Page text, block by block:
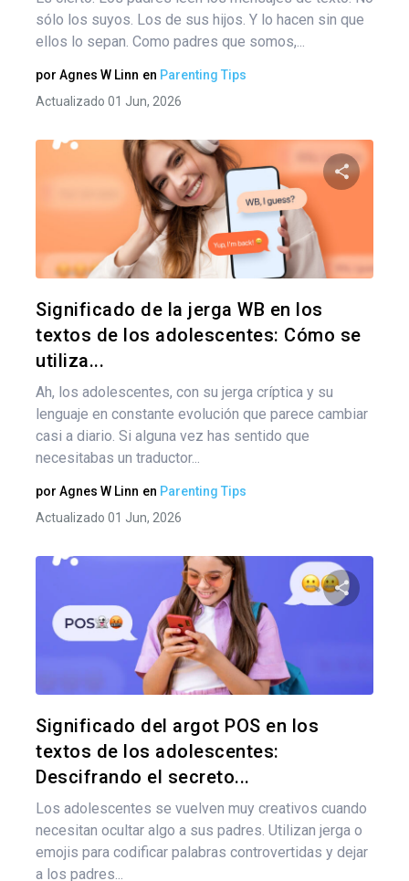
sólo los suyos. Los de sus hijos. Y lo hacen sin que
ellos lo sepan. Como padres que somos,...
por Agnes W Linn en Parenting Tips
Actualizado 01 Jun, 2026
Significado de la jerga WB en los
textos de los adolescentes: Cómo se
utiliza...
Ah, los adolescentes, con su jerga críptica y su
lenguaje en constante evolución que parece cambiar
casi a diario. Si alguna vez has sentido que
necesitabas un traductor...
por Agnes W Linn en Parenting Tips
Actualizado 01 Jun, 2026
Significado del argot POS en los
textos de los adolescentes:
Descifrando el secreto...
Los adolescentes se vuelven muy creativos cuando
necesitan ocultar algo a sus padres. Utilizan jerga o
emojis para codificar palabras controvertidas y dejar
a los padres...